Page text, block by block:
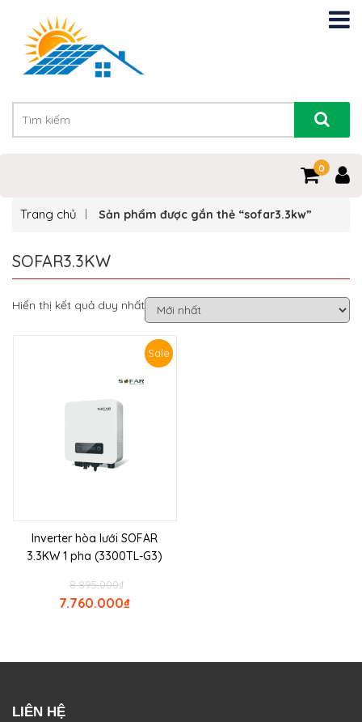
0
Trang chủ Sản phẩm được gắn thẻ “sofar3.3kw”
SOFAR3.3KW
Hiển thị kết quả duy nhất
Sale
Inverter hòa lưới SOFAR
3.3KW 1 pha (3300TL-G3)
₫
8.895.000
₫
7.760.000
LIÊN HỆ